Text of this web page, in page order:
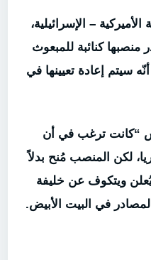
– الإسرائيلية،
منصبها كنائبة للمبعوث
سيتم إعادة تعيينها في
“كانت ترغب في أن
لكن المنصب مُنح بدلاً
ويتكوف عن خليفة
في البيت الأبيض.